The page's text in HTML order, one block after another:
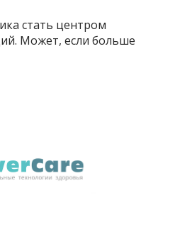
стать центром
Может, если больше